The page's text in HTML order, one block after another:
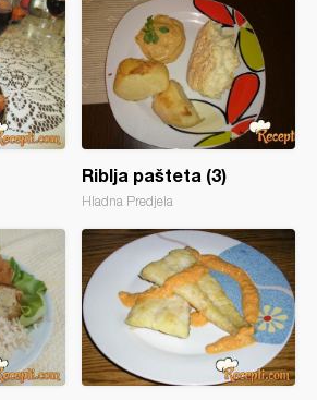
Riblja pašteta (3)
Hladna Predjela